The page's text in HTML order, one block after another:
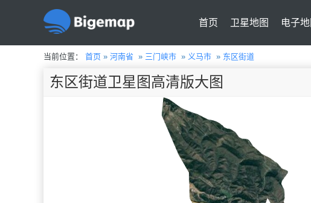
首页 卫星地图 电子地
当前位置： 首页 » 河南省 » 三门峡市 » 义马市 » 东区街道
东区街道卫星图高清版大图